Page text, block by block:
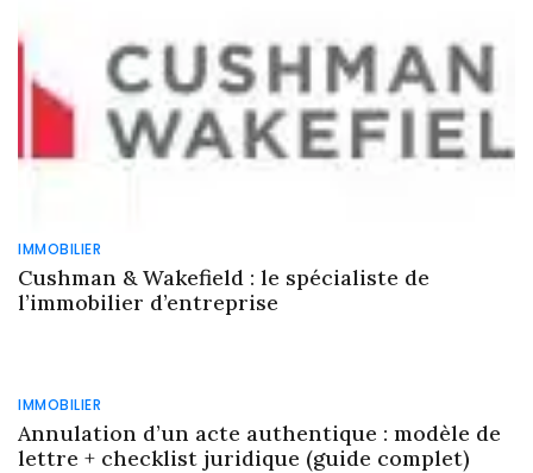
IMMOBILIER
Cushman & Wakefield : le spécialiste de
l’immobilier d’entreprise
IMMOBILIER
Annulation d’un acte authentique : modèle de
lettre + checklist juridique (guide complet)